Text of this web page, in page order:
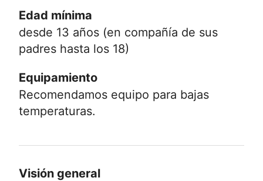
Edad mínima
desde 13 años (en compañía de sus
padres hasta los 18)
Equipamiento
Recomendamos equipo para bajas
temperaturas.
Visión general